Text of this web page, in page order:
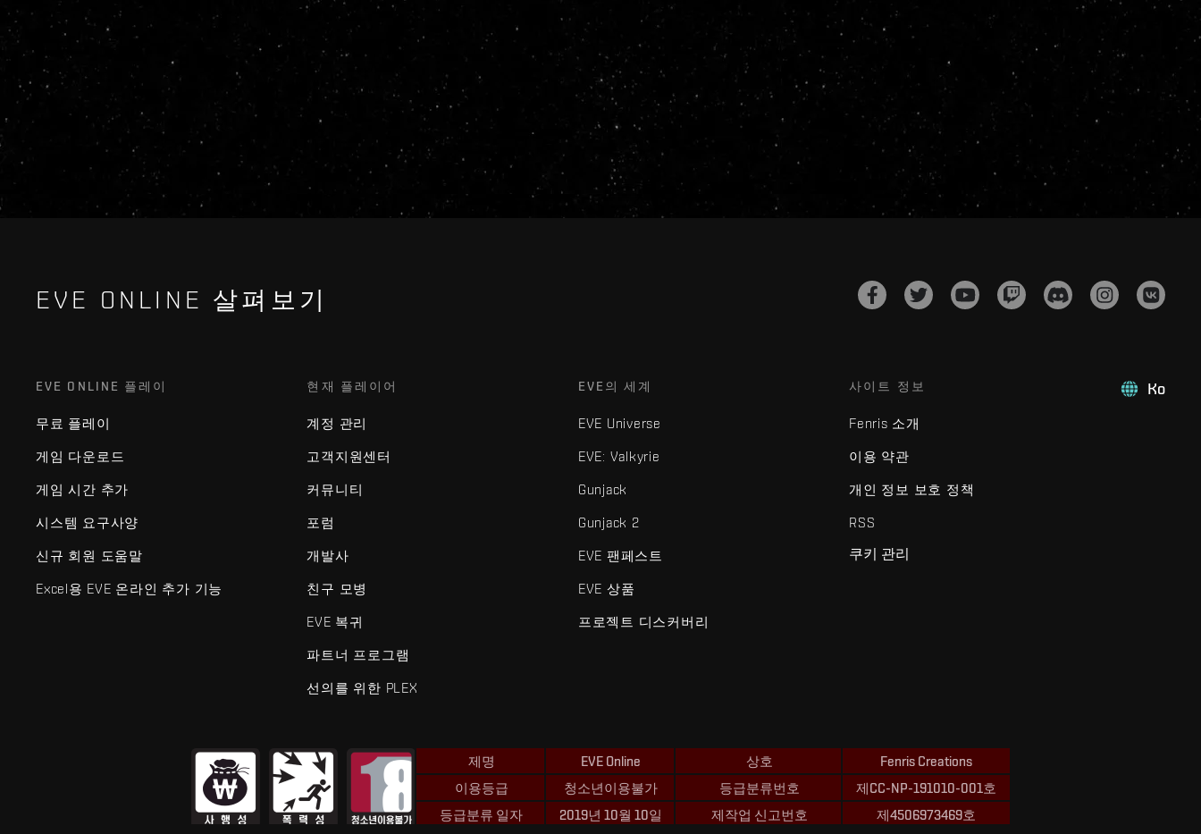
EVE ONLINE 살펴보기
Ko
EVE ONLINE 플레이
무료 플레이
게임 다운로드
게임 시간 추가
시스템 요구사양
신규 회원 도움말
Excel용 EVE 온라인 추가 기능
현재 플레이어
계정 관리
고객지원센터
커뮤니티
포럼
개발사
친구 모병
EVE 복귀
파트너 프로그램
선의를 위한 PLEX
EVE의 세계
EVE Universe
EVE: Valkyrie
Gunjack
Gunjack 2
EVE 팬페스트
EVE 상품
프로젝트 디스커버리
사이트 정보
Fenris 소개
이용 약관
개인 정보 보호 정책
RSS
쿠키 관리
제명
EVE Online
이용등급
청소년이용불가
등급분류 일자
2019년 10월 10일
상호
Fenris Creations
등급분류번호
제CC-NP-191010-001호
제작업 신고번호
제4506973469호